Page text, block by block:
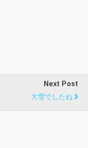
Next Post
大雪でしたね